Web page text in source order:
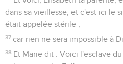
dans sa vieillesse, et c'est ici le
était appelée stérile ;
37 car rien ne sera impossible à
38 Et Marie dit : Voici l'esclave